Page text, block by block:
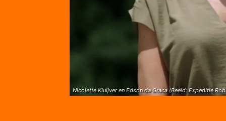
Nicolette Kluijver en Edson da Graca (Beeld: Expeditie